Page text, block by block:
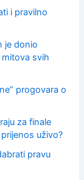
i pravilno
je donio
svih
progovara o
za finale
uživo?
pravu